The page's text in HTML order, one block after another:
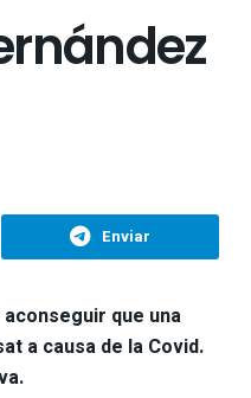
Enviar
que una
a causa de la Covid.